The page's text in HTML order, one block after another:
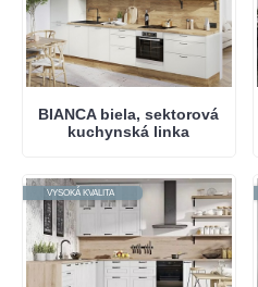
BIANCA biela, sektorová
kuchynská linka
VYSOKÁ KVALITA